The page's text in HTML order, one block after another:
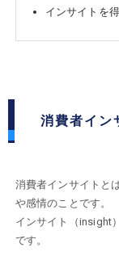
インサイトを
消費者イン
消費者インサイトと
や感情のことです。
インサイト（insight
です。